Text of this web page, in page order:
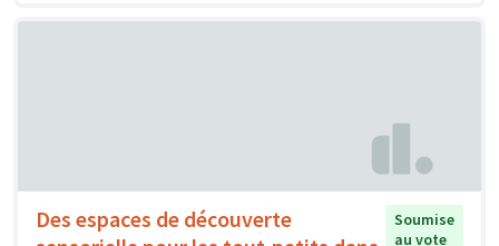
Des espaces de découverte
Soumise
au vote